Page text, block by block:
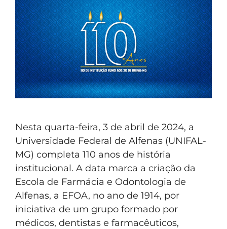
Nesta quarta-feira, 3 de abril de 2024, a
Universidade Federal de Alfenas (UNIFAL-
MG) completa 110 anos de história
institucional. A data marca a criação da
Escola de Farmácia e Odontologia de
Alfenas, a EFOA, no ano de 1914, por
iniciativa de um grupo formado por
médicos, dentistas e farmacêuticos,